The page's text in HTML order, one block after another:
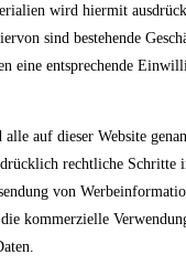
wird hiermit
sind bestehende
eine entsprechende
auf dieser Website
rechtliche Schritte
von
kommerzielle